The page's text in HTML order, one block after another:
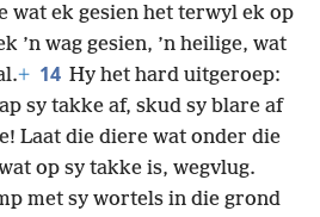
wat ek gesien het terwyl ek op
’n wag gesien, ’n heilige, wat
+ 14 Hy het hard uitgeroep:
sy takke af, skud sy blare af
Laat die diere wat onder die
op sy takke is, wegvlug.
met sy wortels in die grond